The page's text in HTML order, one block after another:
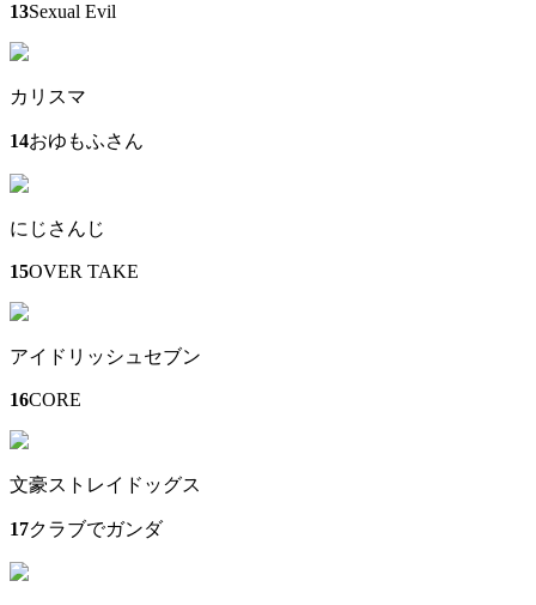
13Sexual Evil
カリスマ
14おゆもふさん
にじさんじ
15OVER TAKE
アイドリッシュセブン
16CORE
文豪ストレイドッグス
17クラブでガンダ